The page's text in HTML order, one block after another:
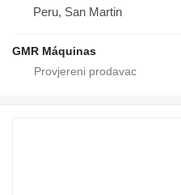
Peru, San Martin
GMR Máquinas